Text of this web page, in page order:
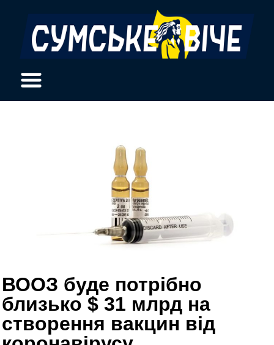
ВООЗ буде потрібно
близько $ 31 млрд на
створення вакцин від